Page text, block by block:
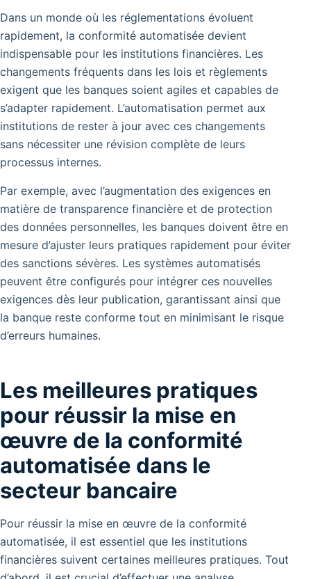
Dans un monde où les réglementations évoluent
rapidement, la conformité automatisée devient
indispensable pour les institutions financières. Les
changements fréquents dans les lois et règlements
exigent que les banques soient agiles et capables de
s’adapter rapidement. L’automatisation permet aux
institutions de rester à jour avec ces changements
sans nécessiter une révision complète de leurs
processus internes.
Par exemple, avec l’augmentation des exigences en
matière de transparence financière et de protection
des données personnelles, les banques doivent être en
mesure d’ajuster leurs pratiques rapidement pour éviter
des sanctions sévères. Les systèmes automatisés
peuvent être configurés pour intégrer ces nouvelles
exigences dès leur publication, garantissant ainsi que
la banque reste conforme tout en minimisant le risque
d’erreurs humaines.
Les meilleures pratiques
pour réussir la mise en
œuvre de la conformité
automatisée dans le
secteur bancaire
Pour réussir la mise en œuvre de la conformité
automatisée, il est essentiel que les institutions
financières suivent certaines meilleures pratiques. Tout